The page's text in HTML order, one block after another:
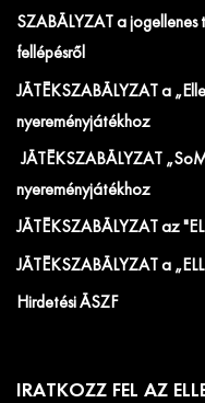
SZABÁLYZAT a
fellépésről
JÁTÉKSZABÁLYZAT a
nyereményjátékhoz
JÁTÉKSZABÁLYZAT
nyereményjátékhoz
JÁTÉKSZABÁLYZAT az
JÁTÉKSZABÁLYZAT a
Hirdetési ÁSZF
IRATKOZZ FEL AZ